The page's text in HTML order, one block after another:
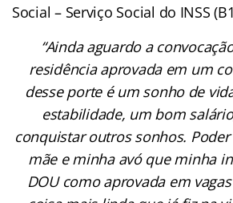
Social – Serviço Social do INSS
“Ainda aguardo a
residência aprovada em um
desse porte é um sonho de
estabilidade, um bom
conquistar outros sonhos.
mãe e minha avó que minha
DOU como aprovada em